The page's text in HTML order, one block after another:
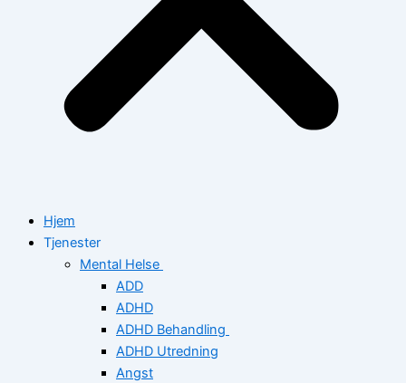
Hjem
Tjenester
Mental Helse
ADD
ADHD
ADHD Behandling
ADHD Utredning
Angst